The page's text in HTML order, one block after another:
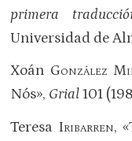
primera
Universidad de
Xoán González
Nós», Grial101
Teresa Iribarren,